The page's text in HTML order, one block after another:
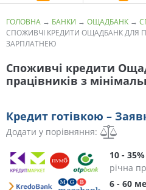
ГОЛОВНА → БАНКИ → ОЩАДБАНК →
СПОЖИВЧІ КРЕДИТИ ОЩАДБАНК ДЛЯ
ЗАРПЛАТНЕЮ
Споживчі кредити
працівників з
Кредит готівкою –
Додати у порівняння:
10 - 35%
річна
6 - 60